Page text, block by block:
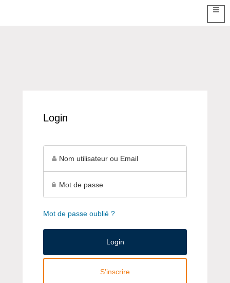
Login
Mot de passe oublié ?
Login
S'inscrire